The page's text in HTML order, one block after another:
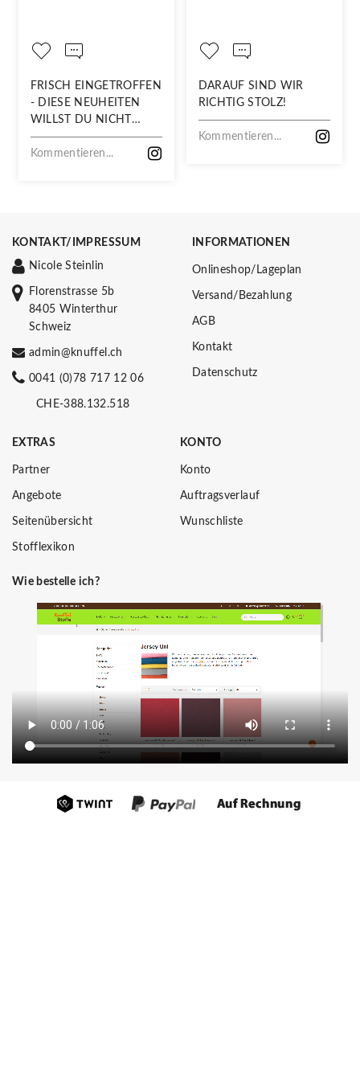
FRISCH EINGETROFFEN
- DIESE NEUHEITEN
WILLST DU NICHT
VERPASSEN!
Kommentieren...
DARAUF SIND WIR
RICHTIG STOLZ!
Kommentieren...
KONTAKT/IMPRESSUM
Nicole Steinlin
Florenstrasse 5b
8405 Winterthur
Schweiz
admin@knuffel.ch
0041 (0)78 717 12 06
CHE-388.132.518
INFORMATIONEN
Onlineshop/Lageplan
Versand/Bezahlung
AGB
Kontakt
Datenschutz
EXTRAS
Partner
Angebote
Seitenübersicht
Stofflexikon
KONTO
Konto
Auftragsverlauf
Wunschliste
Wie bestelle ich?